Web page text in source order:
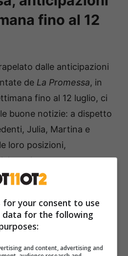
fino al 12
dalle anticipazioni
de La Promessa, in
fino al 12 luglio, ci
buone notizie: a dispetto
Julia, Martina e
loro posizioni,
reciproca.
your consent to use
data for the following
and content, advertising and